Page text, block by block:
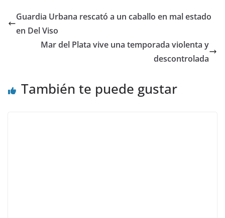
Guardia Urbana rescató a un caballo en mal estado
en Del Viso
Mar del Plata vive una temporada violenta y
descontrolada
También te puede gustar